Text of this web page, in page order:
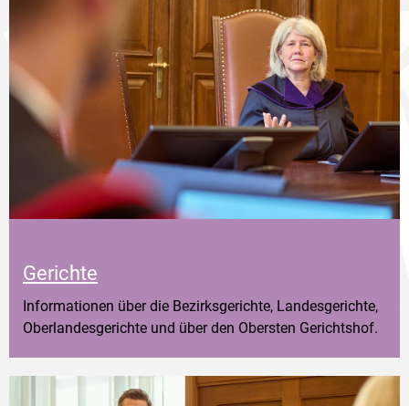
Gerichte
Informationen über die Bezirksgerichte, Landesgerichte,
Oberlandesgerichte und über den Obersten Gerichtshof.